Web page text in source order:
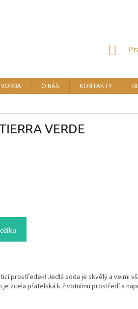
O NÁS KONTAKTY
VERDE
prostředek! Jedlá soda je skvělý a velmi
je zcela přátelská k životnímu prostředí a